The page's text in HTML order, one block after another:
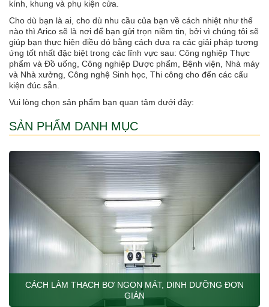
kính, khung và phụ kiện cửa.
Cho dù bạn là ai, cho dù nhu cầu của bạn về cách nhiệt như thế
nào thì Arico sẽ là nơi để bạn gửi trọn niềm tin, bởi vì chúng tôi sẽ
giúp bạn thực hiện điều đó bằng cách đưa ra các giải pháp tương
ứng tốt nhất đặc biệt trong các lĩnh vực sau: Công nghiệp Thực
phẩm và Đồ uống, Công nghiệp Dược phẩm, Bệnh viện, Nhà máy
và Nhà xưởng, Công nghệ Sinh học, Thi công cho đến các cấu
kiện đúc sẵn.
Vui lòng chọn sản phẩm bạn quan tâm dưới đây:
SẢN PHẨM DANH MỤC
CÁCH LÀM THẠCH BƠ NGON MÁT, DINH DƯỠNG ĐƠN
GIẢN